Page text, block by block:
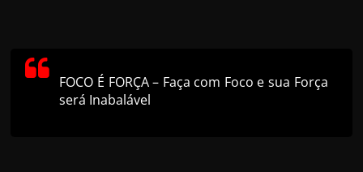
FOCO É FORÇA – Faça com Foco e sua Força
será Inabalável